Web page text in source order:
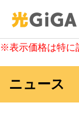
※表示価格は特に
ニュース